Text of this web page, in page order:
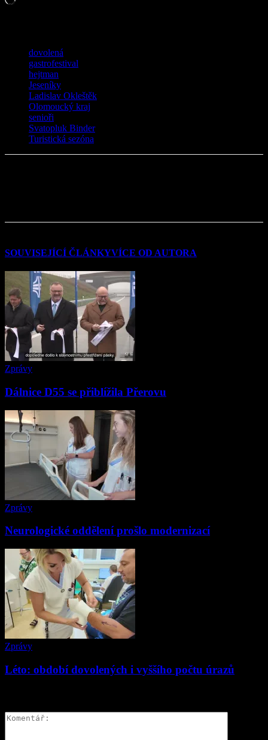
dovolená
gastrofestival
hejtman
Jeseníky
Ladislav Okleštěk
Olomoucký kraj
senioři
Svatopluk Binder
Turistická sezóna
SOUVISEJÍCÍ ČLÁNKYVÍCE OD AUTORA
Zprávy
Dálnice D55 se přiblížila Přerovu
Zprávy
Neurologické oddělení prošlo modernizací
Zprávy
Léto: období dovolených i vyššího počtu úrazů